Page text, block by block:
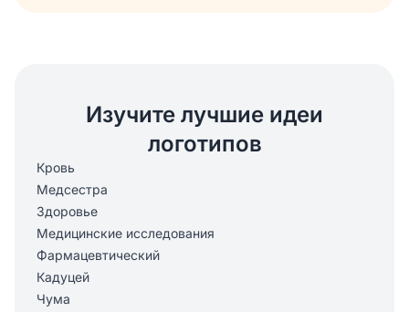
Изучите лучшие идеи
логотипов
Кровь
Медсестра
Здоровье
Медицинские исследования
Фармацевтический
Кадуцей
Чума